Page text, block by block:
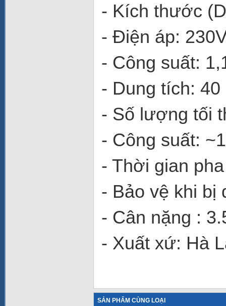
- Kích thước
- Điện áp:
- Công suất:
- Dung tích:
- Số lượng tối
- Công suất:
- Thời gian
- Bảo vệ khi bị
- Cân nặng :
- Xuất xứ: Hà
SẢN PHẨM CÙNG LOẠI